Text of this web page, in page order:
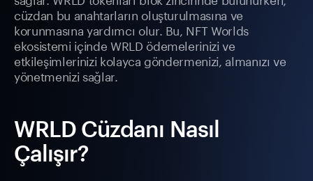
cüzdan bu anahtarların oluşturulmasına ve
korunmasına yardımcı olur. Bu, NFT Worlds
ekosistemi içinde WRLD ödemelerinizi ve
etkileşimlerinizi kolayca göndermenizi, almanızı ve
yönetmenizi sağlar.
WRLD Cüzdanı Nasıl
Çalışır?